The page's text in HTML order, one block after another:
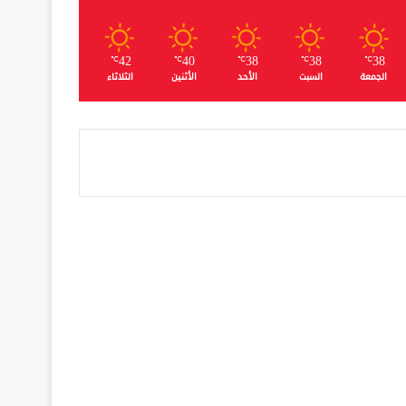
38
℃
الجمعة
38
℃
السبت
38
℃
الأحد
40
℃
الأثنين
42
℃
الثلاثاء